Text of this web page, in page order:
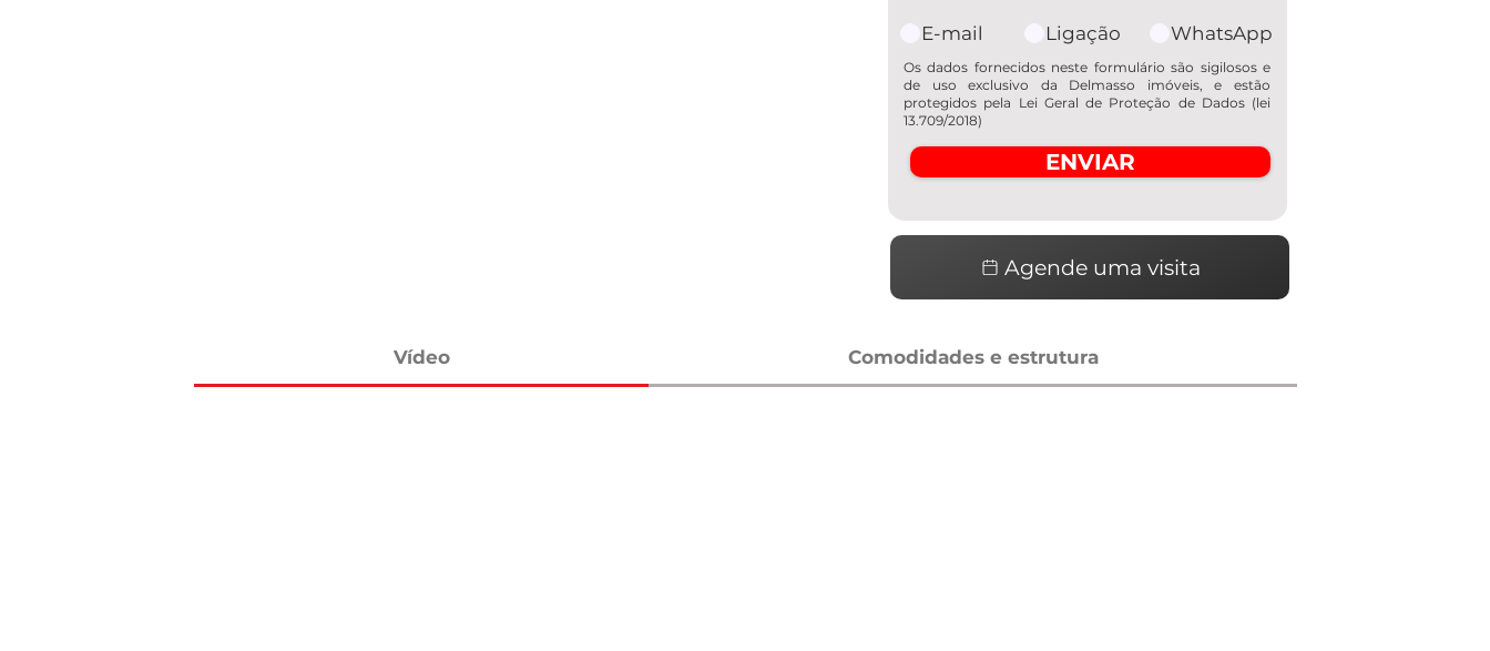
E-mail Ligação WhatsApp
Os dados fornecidos neste formulário são sigilosos e
de uso exclusivo da Delmasso imóveis, e estão
protegidos pela Lei Geral de Proteção de Dados (lei
13.709/2018)
ENVIAR
Agende uma visita
Vídeo Comodidades e estrutura